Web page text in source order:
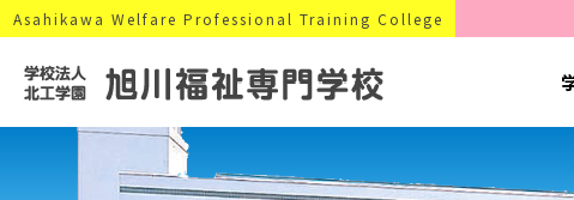
Asahikawa Welfare Professional Training College